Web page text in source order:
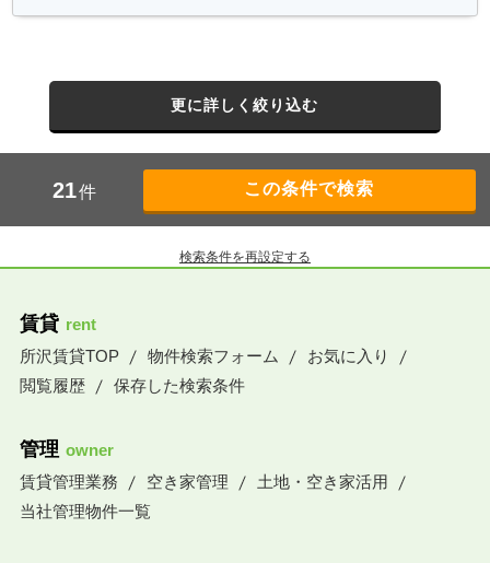
更に詳しく絞り込む
21件
検索条件を再設定する
賃貸 rent
所沢賃貸TOP
物件検索フォーム
お気に入り
閲覧履歴
保存した検索条件
管理 owner
賃貸管理業務
空き家管理
土地・空き家活用
当社管理物件一覧